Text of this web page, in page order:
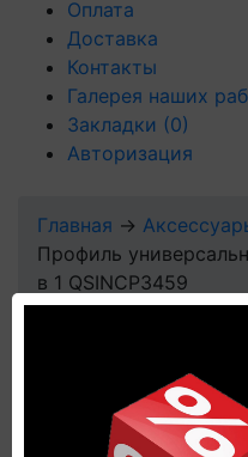
Оплата
Доставка
Контакты
Галерея наших
Закладки (0)
Авторизация
Главная →
Профиль
в 1 QSINCP3459
Профиль